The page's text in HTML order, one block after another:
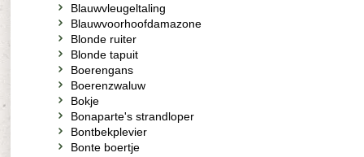
Blauwvleugeltaling
Blauwvoorhoofdamazone
Blonde ruiter
Blonde tapuit
Boerengans
Boerenzwaluw
Bokje
Bonaparte's strandloper
Bontbekplevier
Bonte boertje